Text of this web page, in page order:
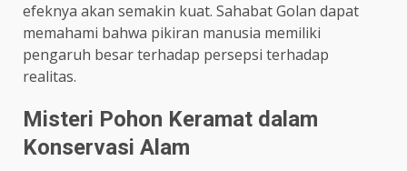
efeknya akan semakin kuat. Sahabat Golan dapat
memahami bahwa pikiran manusia memiliki
pengaruh besar terhadap persepsi terhadap
realitas.
Misteri Pohon Keramat dalam
Konservasi Alam